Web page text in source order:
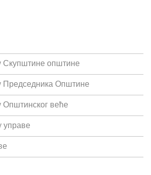
Скупштине општине
Председника Општине
Општинског веће
управе